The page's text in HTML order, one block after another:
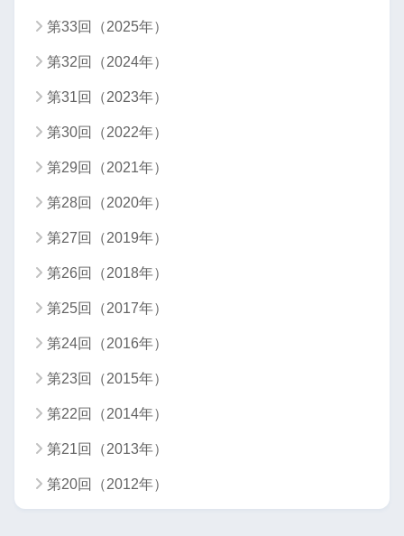
第33回（2025年）
第32回（2024年）
第31回（2023年）
第30回（2022年）
第29回（2021年）
第28回（2020年）
第27回（2019年）
第26回（2018年）
第25回（2017年）
第24回（2016年）
第23回（2015年）
第22回（2014年）
第21回（2013年）
第20回（2012年）